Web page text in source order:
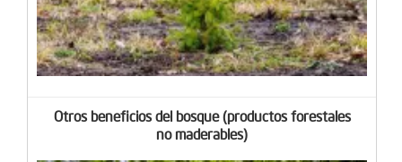
Otros beneficios del bosque (productos forestales
no maderables)